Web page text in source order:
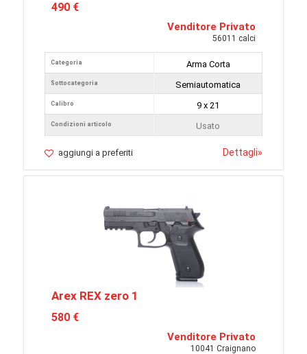
490 €
Venditore Privato
56011 calci
Categoria
Sottocategoria
Calibro
Condizioni articolo
Arma Corta
Semiautomatica
9 x 21
Usato
aggiungi a preferiti Dettagli»
Arex REX zero 1
580 €
Venditore Privato
10041 Craignano